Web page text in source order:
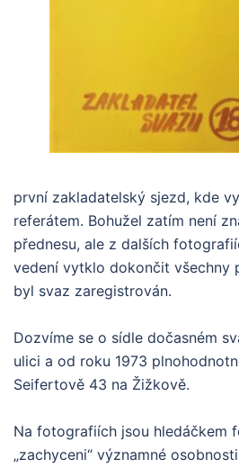
první zakladatelský sjezd, kde
referátem. Bohužel zatím není
přednesu, ale z dalších
vedení vytklo dokončit všechny
byl svaz zaregistrován.
Dozvíme se o sídle dočasném
ulici a od roku 1973
Seifertově 43 na Žižkově.
Na fotografiích jsou hledáčkem
„zachyceni“ významné